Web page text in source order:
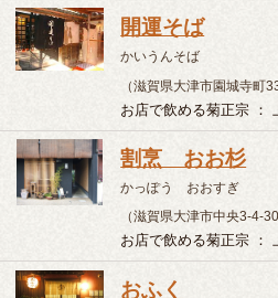
（滋賀県大津市中央3-4-30,割烹）
お店で飲める菊正宗 ： 上撰・生貯蔵酒
おふく
（滋賀県大津市浜大津2-4-13,居酒屋）
炭火焼き鳥 大津 ひのや
すみびやきとり おおつ ひのや
（滋賀県大津市下阪本6丁目24-21,焼き鳥）
お店で飲める菊正宗 ： 上撰・生貯蔵酒
芙蓉園 別館
ふようえん べっかん
（滋賀県大津市坂本5-3-9,その他）